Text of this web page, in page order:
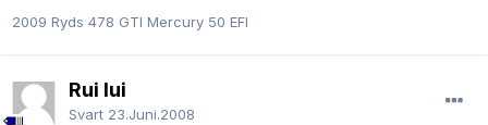
2009 Ryds 478 GTI Mercury 50 EFI
Rui lui
Svart 23.Juni.2008